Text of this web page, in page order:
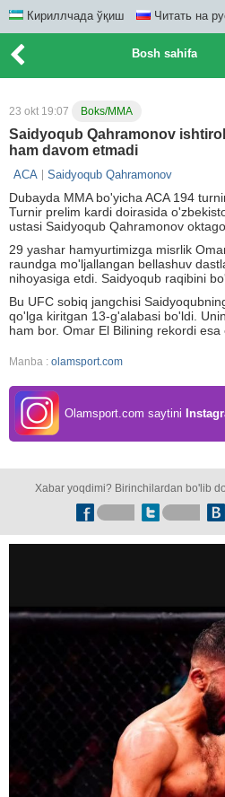
Кириллчада ўқиш Читать на
Bosh sahifa
23 okt 19:07 Boks/MMA
Saidyoqub Qahramonov
ham davom etmadi
ACA Saidyoqub Qahramonov
Dubayda MMA bo'yicha ACA 194
Turnir prelim kardi doirasida
ustasi Saidyoqub Qahramonov
29 yashar hamyurtimizga misrlik
raundga mo'ljallangan bellashuv
nihoyasiga etdi. Saidyoqub raqibini
Bu UFC sobiq jangchisi
qo'lga kiritgan 13-g'alabasi bo'ldi.
ham bor. Omar El Bilining rekordi esa
Manba : olamsport.com
Olamsport.com saytini
Xabar yoqdimi? Birinchilardan bo'lib